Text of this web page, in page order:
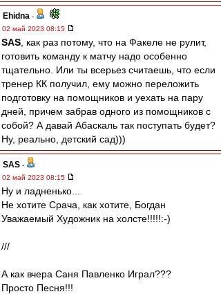
Ehidna -
02 май 2023 08:15
SAS , как раз потому, что на Факеле не рулит,
готовить команду к матчу надо особенно
тщательно. Или ты всерьез считаешь, что если
тренер КК получил, ему можно переложить
подготовку на помощников и уехать на пару
дней, причем забрав одного из помощников с
собой? А давай Абаскаль так поступать будет?
Ну, реально, детский сад)))
SAS -
02 май 2023 08:15
Ну и ладненько...
Не хотите Срача, как хотите, Богдан
Уважаемый Художник на холсте!!!!!:-)
///
А как вчера Саня Павленко Играл???
Просто Песня!!!